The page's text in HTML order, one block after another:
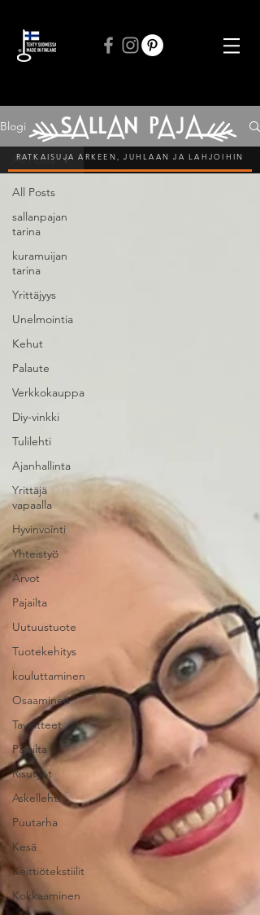
RATKAISUJA ARKEEN, JUHLAAN JA LAHJOIHIN
Blogi
All Posts
sallanpajan
tarina
kuramuijan
tarina
Yrittäjyys
Unelmointia
Kehut
Palaute
Verkkokauppa
Diy-vinkki
Tulilehti
Ajanhallinta
Yrittäjä
vapaalla
Hyvinvointi
Yhteistyö
Arvot
Pajailta
Uutuustuote
Tuotekehitys
kouluttaminen
Osaaminen
Tavoitteet
Pajailta
Risutyöt
Askellehti
Puutarha
Kesä
Keittiötekstiilit
Kokkaaminen
All Posts